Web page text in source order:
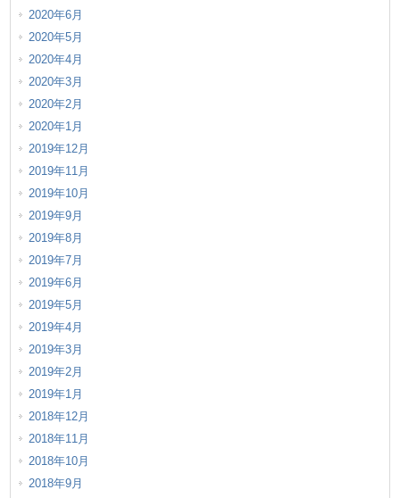
2020年6月
2020年5月
2020年4月
2020年3月
2020年2月
2020年1月
2019年12月
2019年11月
2019年10月
2019年9月
2019年8月
2019年7月
2019年6月
2019年5月
2019年4月
2019年3月
2019年2月
2019年1月
2018年12月
2018年11月
2018年10月
2018年9月